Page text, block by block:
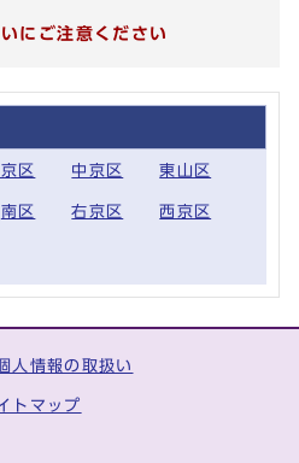
にご注意ください
区 中京区 東山区
南区 右京区 西京区
人情報の取扱い
トマップ